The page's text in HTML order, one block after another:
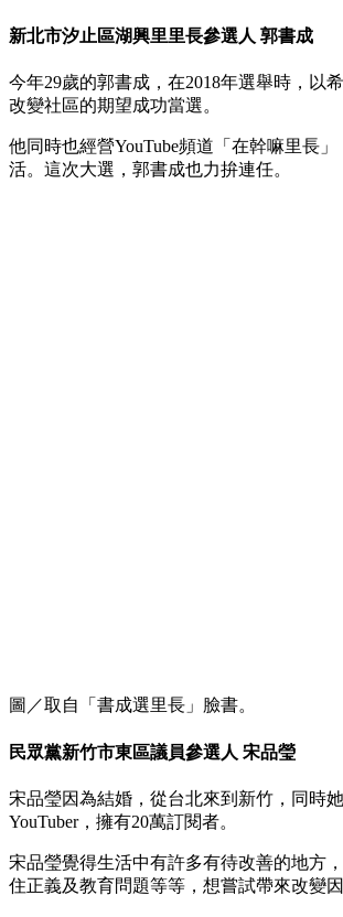
新北市汐止區湖興里里長參選人 郭書成
今年29歲的郭書成，在2018年選舉時，以
改變社區的期望成功當選。
他同時也經營YouTube頻道「在幹嘛里長
活。這次大選，郭書成也力拚連任。
圖／取自「書成選里長」臉書。
民眾黨新竹市東區議員參選人 宋品瑩
宋品瑩因為結婚，從台北來到新竹，同時
YouTuber，擁有20萬訂閱者。
宋品瑩覺得生活中有許多有待改善的地方
住正義及教育問題等等，想嘗試帶來改變因